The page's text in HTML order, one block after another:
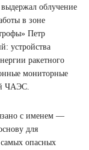
выдержал облучение
в зоне
Петр
устройства
ракетного
мониторные
ЧАЭС.
с именем —
для
опасных